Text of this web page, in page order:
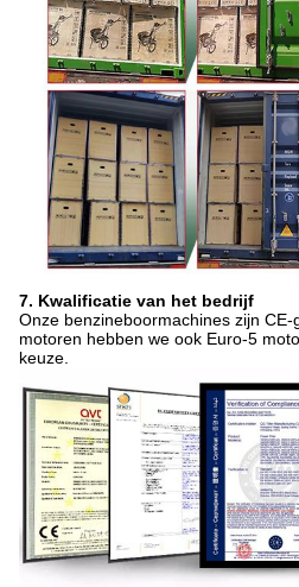
7. Kwalificatie van het bedrijf
Onze benzineboormachines zijn
motoren hebben we ook Euro-5
keuze.